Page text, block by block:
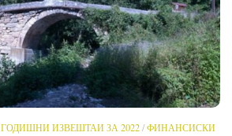
ГОДИШНИ ИЗВЕШТАИ ЗА 2022/ФИНАНСИСКИ